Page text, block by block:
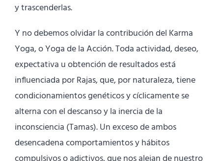
y trascenderlas.
Y no debemos olvidar la contribución del Karma
Yoga, o Yoga de la Acción. Toda actividad, deseo,
expectativa u obtención de resultados está
influenciada por Rajas, que, por naturaleza, tiene
condicionamientos genéticos y cíclicamente se
alterna con el descanso y la inercia de la
inconsciencia (Tamas). Un exceso de ambos
desencadena comportamientos y hábitos